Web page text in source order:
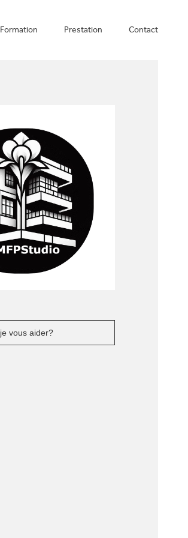
Formation Prestation Contact